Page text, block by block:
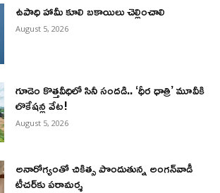
ఉపాధి హామీ కూలి బకాయిలు చెల్లించాలి
August 5, 2026
గూడెం కొత్తవీధిలో సినీ సందడి.. ‘ధీర ధాత్రి’ మూవీకి
లొకేషన్ల వేట!
August 5, 2026
అనారోగ్యంతో చికిత్స పొందుతున్న అంగన్‌వాడీ
టీచర్‌కు పరామర్శ